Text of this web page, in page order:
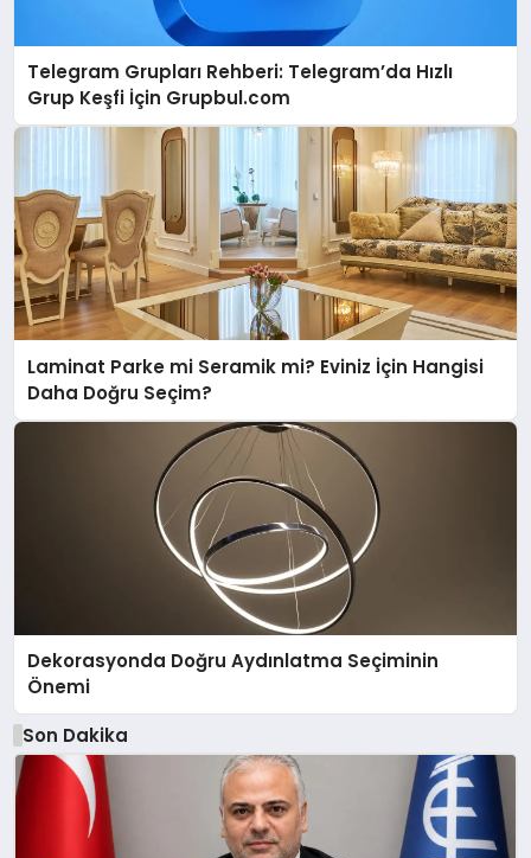
Telegram Grupları Rehberi: Telegram’da Hızlı
Grup Keşfi İçin Grupbul.com
Laminat Parke mi Seramik mi? Eviniz İçin Hangisi
Daha Doğru Seçim?
Dekorasyonda Doğru Aydınlatma Seçiminin
Önemi
Son Dakika